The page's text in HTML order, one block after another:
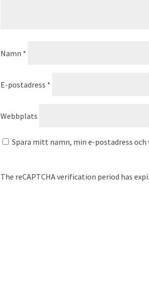
Namn *
E-postadress *
Webbplats
Spara mitt namn, min e-postadress
The reCAPTCHA verification period has